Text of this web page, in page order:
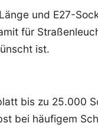
und E27-
für
ist.
bis zu 25.000
bei häufigem